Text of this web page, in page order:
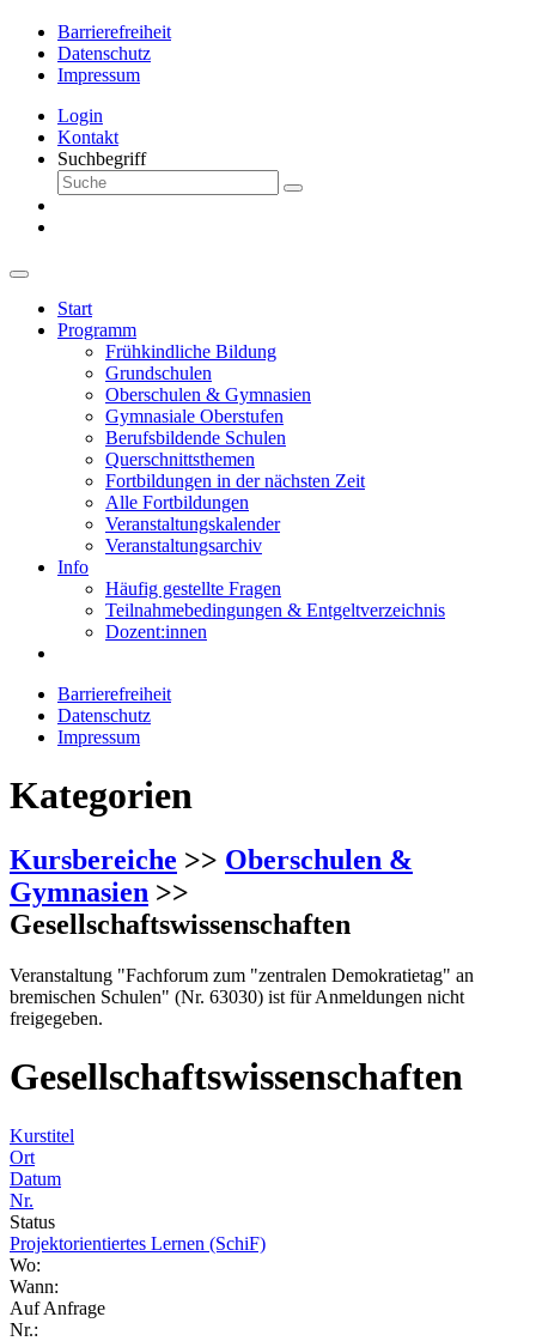
Barrierefreiheit
Datenschutz
Impressum
Login
Kontakt
Suchbegriff
Start
Programm
Frühkindliche Bildung
Grundschulen
Oberschulen & Gymnasien
Gymnasiale Oberstufen
Berufsbildende Schulen
Querschnittsthemen
Fortbildungen in der nächsten Zeit
Alle Fortbildungen
Veranstaltungskalender
Veranstaltungsarchiv
Info
Häufig gestellte Fragen
Teilnahmebedingungen & Entgeltverzeichnis
Dozent:innen
Barrierefreiheit
Datenschutz
Impressum
Kategorien
Kursbereiche >> Oberschulen &
Gymnasien >>
Gesellschaftswissenschaften
Veranstaltung "Fachforum zum "zentralen Demokratietag" an
bremischen Schulen" (Nr. 63030) ist für Anmeldungen nicht
freigegeben.
Gesellschaftswissenschaften
Kurstitel
Ort
Datum
Nr.
Status
Projektorientiertes Lernen (SchiF)
Wo:
Wann:
Auf Anfrage
Nr.: